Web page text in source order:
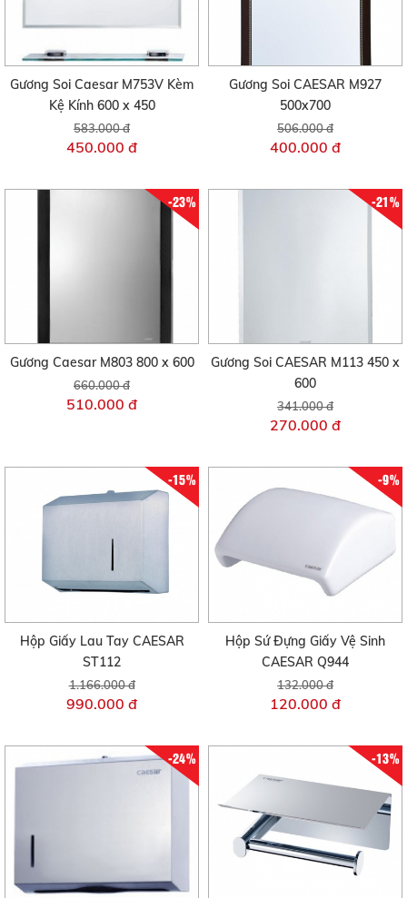
Gương Soi Caesar M753V Kèm
Kệ Kính 600 x 450
583.000 đ
450.000 đ
Gương Soi CAESAR M927
500x700
506.000 đ
400.000 đ
-23%
Gương Caesar M803 800 x 600
660.000 đ
510.000 đ
-21%
Gương Soi CAESAR M113 450 x
600
341.000 đ
270.000 đ
-15%
Hộp Giấy Lau Tay CAESAR
ST112
1.166.000 đ
990.000 đ
-9%
Hộp Sứ Đựng Giấy Vệ Sinh
CAESAR Q944
132.000 đ
120.000 đ
-24% -13%